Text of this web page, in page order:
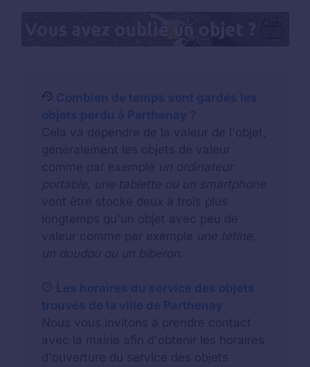
Combien de temps sont gardés les
objets perdu à Parthenay ?
Cela va dépendre de la valeur de l'objet,
généralement les objets de valeur
comme par exemple un ordinateur
portable, une tablette ou un smartphone
vont être stocké deux à trois plus
longtemps qu'un objet avec peu de
valeur comme par exemple une tétine,
un doudou ou un biberon.
Les horaires du service des objets
trouvés de la ville de Parthenay
Nous vous invitons à prendre contact
avec la mairie afin d'obtenir les horaires
d'ouverture du service des objets